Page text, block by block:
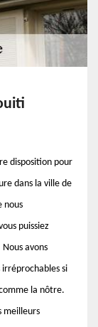
disposition pour
dans la ville de
nous
puissiez
avons
si
la nôtre.
meilleurs